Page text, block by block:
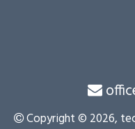
Copyright © 2026,